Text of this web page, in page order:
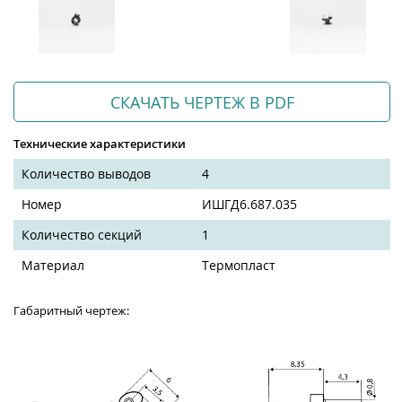
СКАЧАТЬ ЧЕРТЕЖ В PDF
Технические характеристики
Количество выводов
4
Номер
ИШГД6.687.035
Количество секций
1
Материал
Термопласт
Габаритный чертеж: